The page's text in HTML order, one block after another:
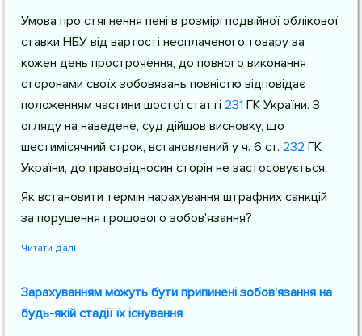
Умова про стягнення пені в розмірі подвійної облікової
ставки НБУ від вартості неоплаченого товару за
кожен день прострочення, до повного виконання
сторонами своїх зобовязань повністю відповідає
положенням частини шостої статті 231 ГК України. З
огляду на наведене, суд дійшов висновку, що
шестимісячний строк, встановлений у ч. 6 ст. 232 ГК
України, до правовідносин сторін не застосовується.
Як встановити термін нарахування штрафних санкцій
за порушення грошового зобов'язання?
Читати далі
Зарахуванням можуть бути припинені зобов'язання на
будь-якій стадії їх існування